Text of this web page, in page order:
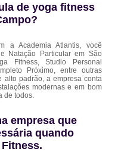
de yoga fitness
a Academia Atlantis, você
Natação Particular em São
Fitness, Studio Personal
Próximo, entre outras
alto padrão, a empresa conta
modernas e em bom
de todos.
empresa que
quando